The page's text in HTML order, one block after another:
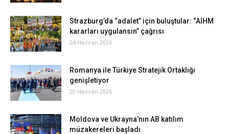
Strazburg’da “adalet” için buluştular: “AİHM
kararları uygulansın” çağrısı
24 Haziran 2026
Romanya ile Türkiye Stratejik Ortaklığı
genişletiyor
20 Haziran 2026
Moldova ve Ukrayna’nın AB katılım
müzakereleri başladı